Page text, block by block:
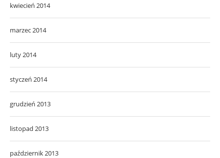
kwiecień 2014
marzec 2014
luty 2014
styczeń 2014
grudzień 2013
listopad 2013
październik 2013